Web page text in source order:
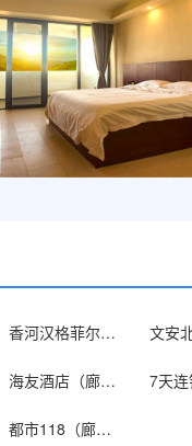
香河汉格菲尔酒店
海友酒店（廊坊火车站店）
都市118（廊坊大城店）